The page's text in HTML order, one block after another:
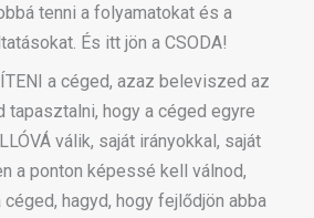
tenni a folyamatokat és a
És itt jön a CSODA!
a céged, azaz beleviszed az
hogy a céged egyre
válik, saját irányokkal, saját
a ponton képessé kell válnod,
céged, hagyd, hogy fejlődjön abba